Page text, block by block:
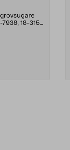
18-3156